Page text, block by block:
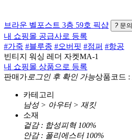
브라운 벨포스트 3층 59호 픽샵 ? 문의
내 쇼핑몰 공급사로 등록
#가죽 #블루종 #오버핏 #점퍼 #항공
빈티지 워싱 레더 자켓MA-1
내 쇼핑몰 상품으로 등록
판매가 로그인 후 확인 가능상품코드 :
카테고리
남성 > 아우터 > 재킷
소재
겉감 : 합성피혁 100%
안감 : 폴리에스터 100%